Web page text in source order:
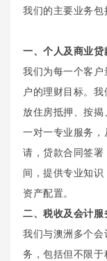
我们的主要业务包
一、个人及商业贷
我们为每一个客
户的理财目标。
放住房抵押、按
一对一专业服务
请，贷款合同签
间，提供专业知
资产配置。
二、税收及会计服
我们与澳洲多个
务，包括但不限